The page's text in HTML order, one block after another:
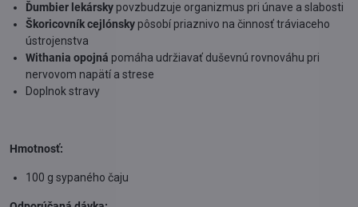
Ďumbier lekársky povzbudzuje organizmus pri únave a slabosti
Škoricovník cejlónsky pôsobí priaznivo na činnosť tráviaceho
ústrojenstva
Withania opojná pomáha udržiavať duševnú rovnováhu pri
nervovom napätí a strese
Doplnok stravy
Hmotnosť:
100 g sypaného čaju